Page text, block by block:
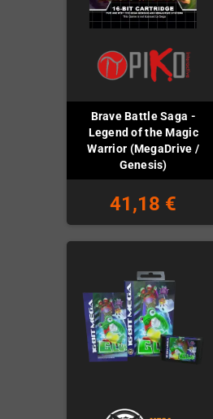
Brave Battle Saga -
Legend of the Magic
Warrior (MegaDrive /
Genesis)
41,18 €